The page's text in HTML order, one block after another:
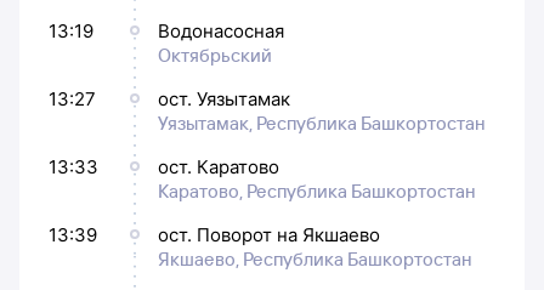
13:19
Водонасосная
Октябрьский
13:27
ост. Уязытамак
Уязытамак, Республика Башкортостан
13:33
ост. Каратово
Каратово, Республика Башкортостан
13:39
ост. Поворот на Якшаево
Якшаево, Республика Башкортостан